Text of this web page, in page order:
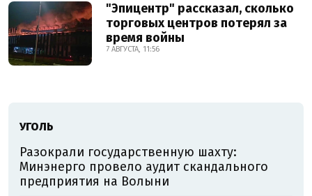
"Эпицентр" рассказал, сколько
торговых центров потерял за
время войны
7 АВГУСТА, 11:56
УГОЛЬ
Разокрали государственную шахту:
Минэнерго провело аудит скандального
предприятия на Волыни